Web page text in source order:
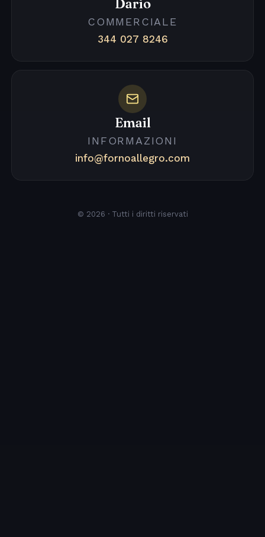
COMMERCIALE
344 027 8246
Email
INFORMAZIONI
info@fornoallegro.com
© 2026 · Tutti i diritti riservati